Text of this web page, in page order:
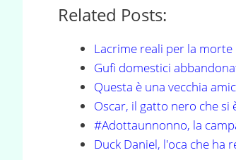
Related Posts:
Lacrime reali per la morte
Gufi domestici
Questa è una vecchia
Oscar, il gatto nero che
#Adottaunnonno, la
Duck Daniel, l'oca che ha